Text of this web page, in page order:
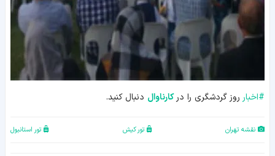
#اخبار روز گردشگری را درکارناوال دنبال کنید.
نقشه تهران تور کیش تور استانبول